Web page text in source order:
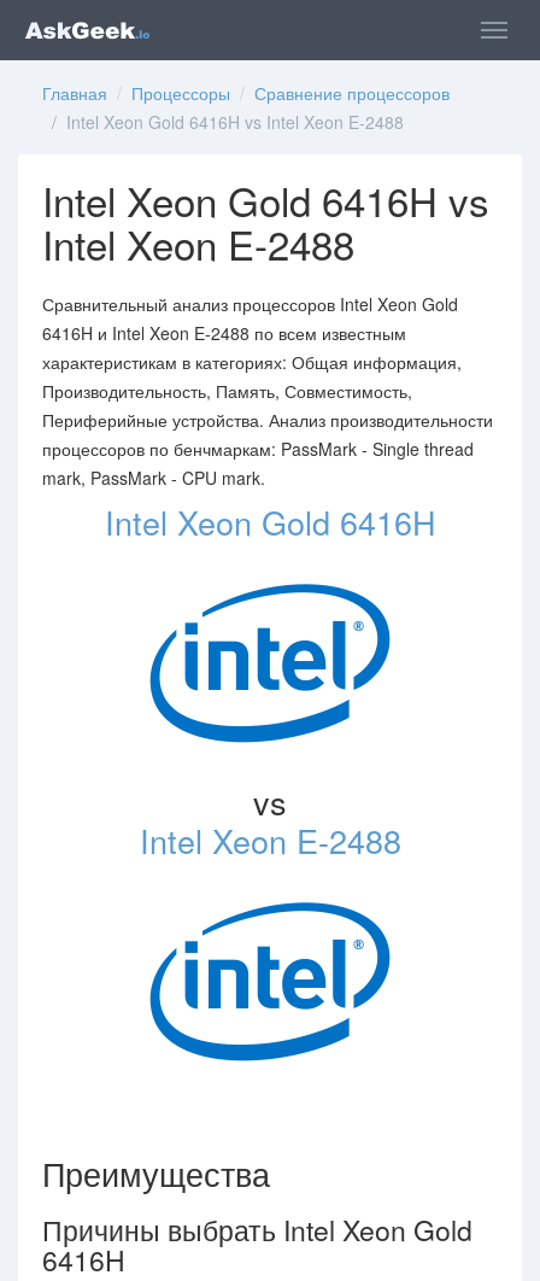
Главная / Процессоры / Сравнение процессоров
/ Intel Xeon Gold 6416H vs Intel Xeon E-2488
Intel Xeon Gold 6416H vs
Intel Xeon E-2488
Сравнительный анализ процессоров Intel Xeon Gold
6416H и Intel Xeon E-2488 по всем известным
характеристикам в категориях: Общая информация,
Производительность, Память, Совместимость,
Периферийные устройства. Анализ производительности
процессоров по бенчмаркам: PassMark - Single thread
mark, PassMark - CPU mark.
Intel Xeon Gold 6416H
vs
Intel Xeon E-2488
Преимущества
Причины выбрать Intel Xeon Gold
6416H